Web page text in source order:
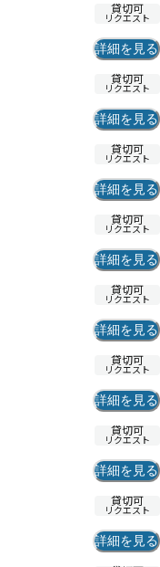
貸切可
リクエスト
詳細を見る
貸切可
リクエスト
詳細を見る
貸切可
リクエスト
詳細を見る
貸切可
リクエスト
詳細を見る
貸切可
リクエスト
詳細を見る
貸切可
リクエスト
詳細を見る
貸切可
リクエスト
詳細を見る
貸切可
リクエスト
詳細を見る